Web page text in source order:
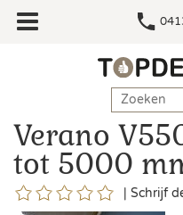
Verano
tot 5000
| Schrijf